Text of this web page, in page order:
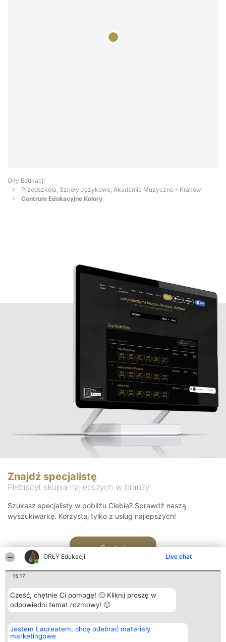
ORŁY Edukacji Live chat
15:17
Cześć, chętnie Ci pomogę! 🙂 Kliknij proszę w
odpowiedni temat rozmowy! 🙂
Jestem Laureatem, chcę odebrać materiały
marketingowe
Orły Edukacji
Przedszkola, Szkoły Językowe, Akademie Muzyczne - Kraków
Centrum Edukacyjne Kolory
Znajdź specjalistę
Plebiscyt skupia najlepszych w branży
Szukasz specjalisty w pobliżu Ciebie? Sprawdź naszą
wyszukiwarkę. Korzystaj tylko z usług najlepszych!
Szukaj
Organizator plebiscytu
Bright Side Solutions sp. z o.
o. sp. k.
Plebiscyt
Laureaci
Kontakt
Kontakt